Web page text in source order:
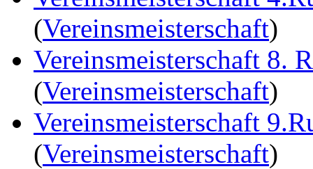
(Vereinsmeisterschaft)
Vereinsmeisterschaft 8.
(Vereinsmeisterschaft)
Vereinsmeisterschaft
(Vereinsmeisterschaft)